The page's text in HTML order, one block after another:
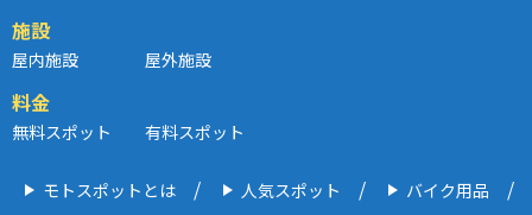
施設
屋内施設 屋外施設
料金
無料スポット 有料スポット
モトスポットとは 人気スポット バイク用品